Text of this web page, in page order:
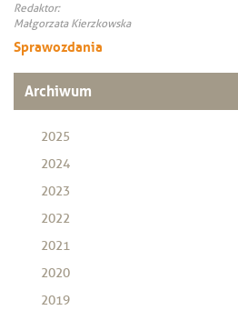
Redaktor:
Małgorzata Kierzkowska
Sprawozdania
Archiwum
2025
2024
2023
2022
2021
2020
2019